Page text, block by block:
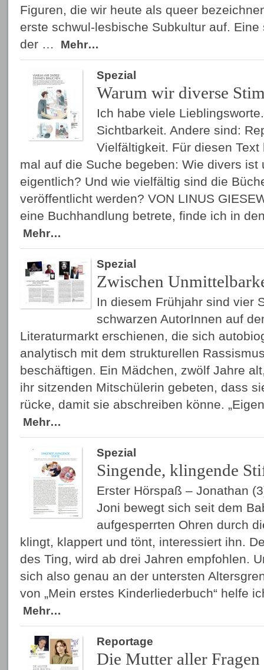
Figuren, die wir heute als queer
erste schwul-lesbische Subkultur auf.
der …
Mehr…
Spezial
Warum wir diverse
Ich habe viele
Sichtbarkeit. Andere sind:
Vielfältigkeit. Für diesen
mal auf die Suche begeben: Wie divers ist
eigentlich? Und wie vielfältig sind die
veröffentlicht werden? VON LINUS
eine Buchhandlung betrete, finde ich in
Mehr…
Spezial
Zwischen
In diesem Frühjahr sind vier
schwarzen AutorInnen auf
Literaturmarkt erschienen, die sich
analytisch mit dem strukturellen
beschäftigen. Ein Mädchen, zwölf Jahre
ihr sitzenden Mitschülerin gebeten, dass
rücke, damit sie abschreiben könne.
Mehr…
Spezial
Singende, klingende
Erster Hörspaß – Jonathan
Joni bewegt sich seit dem
aufgesperrten Ohren durch
klingt, klappert und tönt, interessiert ihn.
des Ting, wird ab drei Jahren empfohlen.
sich also genau an der untersten
von „Mein erstes Kinderliederbuch“ helfe
Mehr…
Reportage
Die Mutter aller Fragen